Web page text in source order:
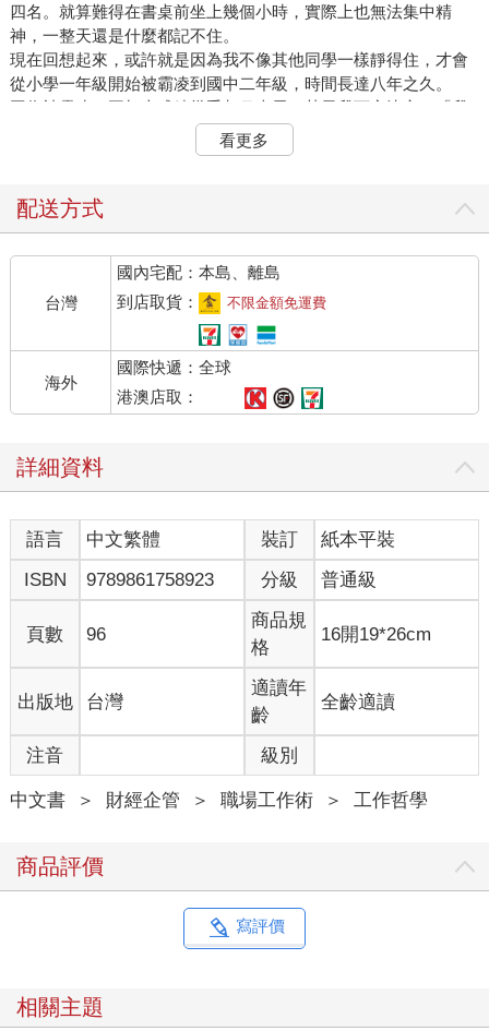
四名。就算難得在書桌前坐上幾個小時，實際上也無法集中精
神，一整天還是什麼都記不住。
現在回想起來，或許就是因為我不像其他同學一樣靜得住，才會
從小學一年級開始被霸凌到國中二年級，時間長達八年之久。
因為被霸凌，再加上成績幾乎都吊車尾，某天我下定決心：「我
要開始讀書，改變自己。」
剛開始當然很不順利，但我決心要讓大家知道我的實力，也相信
至會氣到忍不住丟筆。剛開始就是一直重複這樣的狀況。
查了很多心理學和腦科學的專業書籍，研究如何培養專注力。
跌跌撞撞好長一段時間，才終於找到方法。
最後我完全沒有補習，靠自學考上了慶應義塾大學的理工學院。
因為培養出極強的專注力，我的產能遠遠超越一般人。現在我每
天持續閱讀十至二十本書，同時擔任企業顧問、講座及研習課程
的講師，並參與電視節目演出、上傳影片到影音分享平台
niconico。
現在的我，可以很有自信地說，我能比其他人更快、更有效率地
成績。
之所以有現在的成績，完全是專注力的效果。
@插標
專注力是可以在最短時間內、最快學會的技能
培養專注力的過程中經歷了各種錯誤，但對我來說都是有意義
的。或許大家不像當時的我，可以花那麼多時間從零開始摸索。
大部分的人每天被工作、課業追著跑，就算有意願，也很難耗費
好幾年的時間研究專注力。
不過各位不必擔心，過去有許多優秀的科學家都曾發表關於專注
我將以這些研究結果為參考，加上親自實驗，為各位介紹提升專
注力的各種方法。
專注力不是與生俱來的天賦。你的專注力可以藉由訓練獲得顯著
提升。
假如有一個人和你在相同業界，卻可以比你用更短的時間做好工
作、順利升官，並且有很好的表現。
或許你會說是天賦不同吧。但其實，這世界上根本沒有那麼多絕
頂聰明的天才。也有可能是這個人私底下花很多時間處理公務，
這之間的差別不是天賦。小時候因為注意力散漫而讓老師、爸媽
傷透腦筋的我，和現在的我，都是同一個人。
看更多
配送方式
台灣
國內宅配：本島、離島
到店取貨：
不限金額免運費
海外
國際快遞：全球
港澳店取：
詳細資料
語言 中文繁體 裝訂
紙本平裝
ISBN
9789861758923 分級 普通級
頁數 96
商品規
格
16開19*26cm
出版地 台灣
適讀年
齡
全齡適讀
注音 級別
中文書 ＞ 財經企管 ＞ 職場工作術 ＞ 工作哲學
商品評價
寫評價
相關主題